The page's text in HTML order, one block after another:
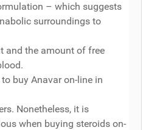
– which suggests
surroundings to
and the amount of free
buy Anavar on-line in
Nonetheless, it is
when buying steroids on-